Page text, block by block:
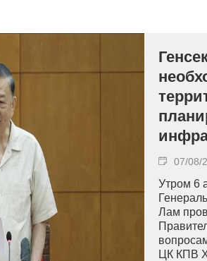
07/08/
Утром 6
Лам
ЦК КПВ